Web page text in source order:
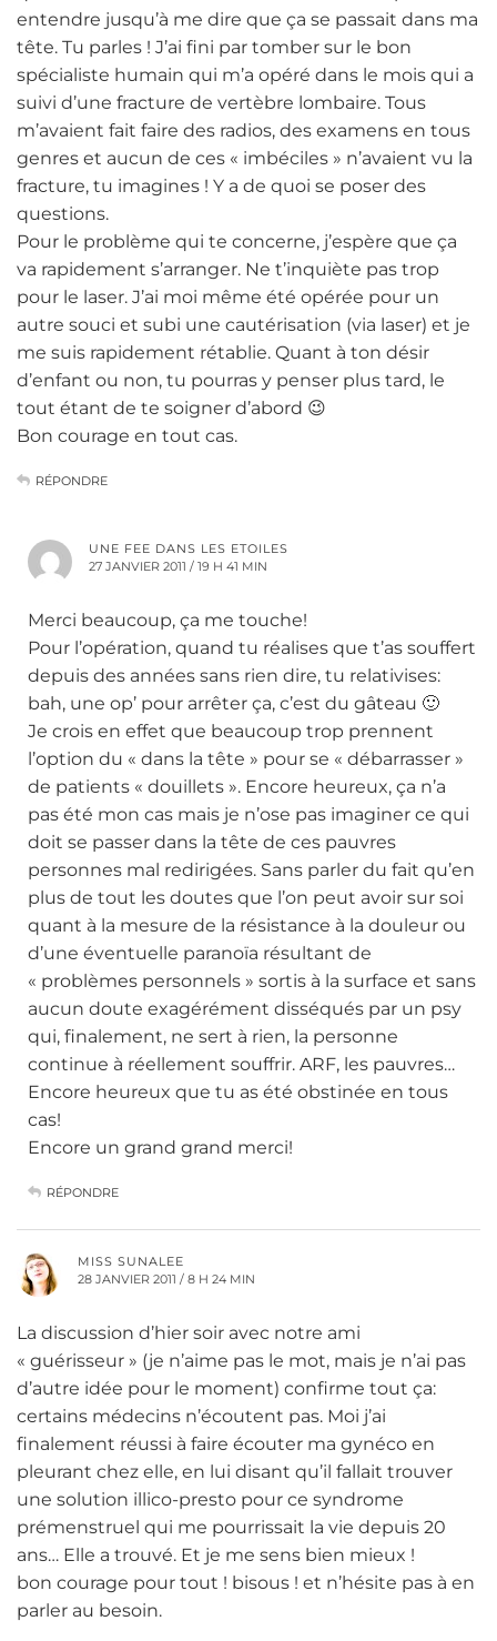
entendre jusqu’à me dire que ça se passait dans ma
tête. Tu parles ! J’ai fini par tomber sur le bon
spécialiste humain qui m’a opéré dans le mois qui a
suivi d’une fracture de vertèbre lombaire. Tous
m’avaient fait faire des radios, des examens en tous
genres et aucun de ces « imbéciles » n’avaient vu la
fracture, tu imagines ! Y a de quoi se poser des
questions.
Pour le problème qui te concerne, j’espère que ça
va rapidement s’arranger. Ne t’inquiète pas trop
pour le laser. J’ai moi même été opérée pour un
autre souci et subi une cautérisation (via laser) et je
me suis rapidement rétablie. Quant à ton désir
d’enfant ou non, tu pourras y penser plus tard, le
tout étant de te soigner d’abord 😉
Bon courage en tout cas.
RÉPONDRE
UNE FEE DANS LES ETOILES
27 JANVIER 2011 / 19 H 41 MIN
Merci beaucoup, ça me touche!
Pour l’opération, quand tu réalises que t’as souffert
depuis des années sans rien dire, tu relativises:
bah, une op’ pour arrêter ça, c’est du gâteau 🙂
Je crois en effet que beaucoup trop prennent
l’option du « dans la tête » pour se « débarrasser »
de patients « douillets ». Encore heureux, ça n’a
pas été mon cas mais je n’ose pas imaginer ce qui
doit se passer dans la tête de ces pauvres
personnes mal redirigées. Sans parler du fait qu’en
plus de tout les doutes que l’on peut avoir sur soi
quant à la mesure de la résistance à la douleur ou
d’une éventuelle paranoïa résultant de
« problèmes personnels » sortis à la surface et sans
aucun doute exagérément disséqués par un psy
qui, finalement, ne sert à rien, la personne
continue à réellement souffrir. ARF, les pauvres…
Encore heureux que tu as été obstinée en tous
cas!
Encore un grand grand merci!
RÉPONDRE
MISS SUNALEE
28 JANVIER 2011 / 8 H 24 MIN
La discussion d’hier soir avec notre ami
« guérisseur » (je n’aime pas le mot, mais je n’ai pas
d’autre idée pour le moment) confirme tout ça:
certains médecins n’écoutent pas. Moi j’ai
finalement réussi à faire écouter ma gynéco en
pleurant chez elle, en lui disant qu’il fallait trouver
une solution illico-presto pour ce syndrome
prémenstruel qui me pourrissait la vie depuis 20
ans… Elle a trouvé. Et je me sens bien mieux !
bon courage pour tout ! bisous ! et n’hésite pas à en
parler au besoin.